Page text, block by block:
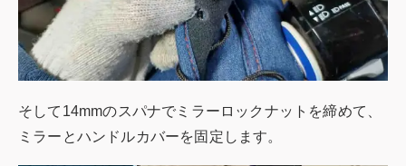
そして14mmのスパナでミラーロックナットを締めて、
ミラーとハンドルカバーを固定します。